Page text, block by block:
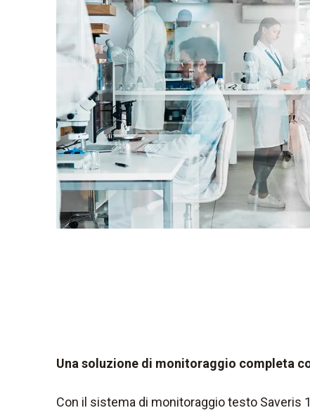
Una soluzione di monitoraggio completa
Con il sistema di monitoraggio testo Saveris